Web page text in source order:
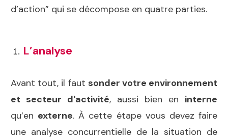
d’action” qui se décompose en quatre parties.
L’analyse
Avant tout, il faut sonder votre environnement
et secteur d'activité, aussi bien en interne
qu’en externe. À cette étape vous devez faire
une analyse concurrentielle de la situation de